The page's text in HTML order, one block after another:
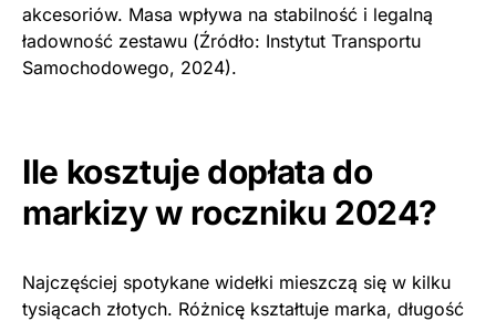
akcesoriów. Masa wpływa na stabilność i legalną
ładowność zestawu (Źródło: Instytut Transportu
Samochodowego, 2024).
Ile kosztuje dopłata do
markizy w roczniku 2024?
Najczęściej spotykane widełki mieszczą się w kilku
tysiącach złotych. Różnicę kształtuje marka, długość